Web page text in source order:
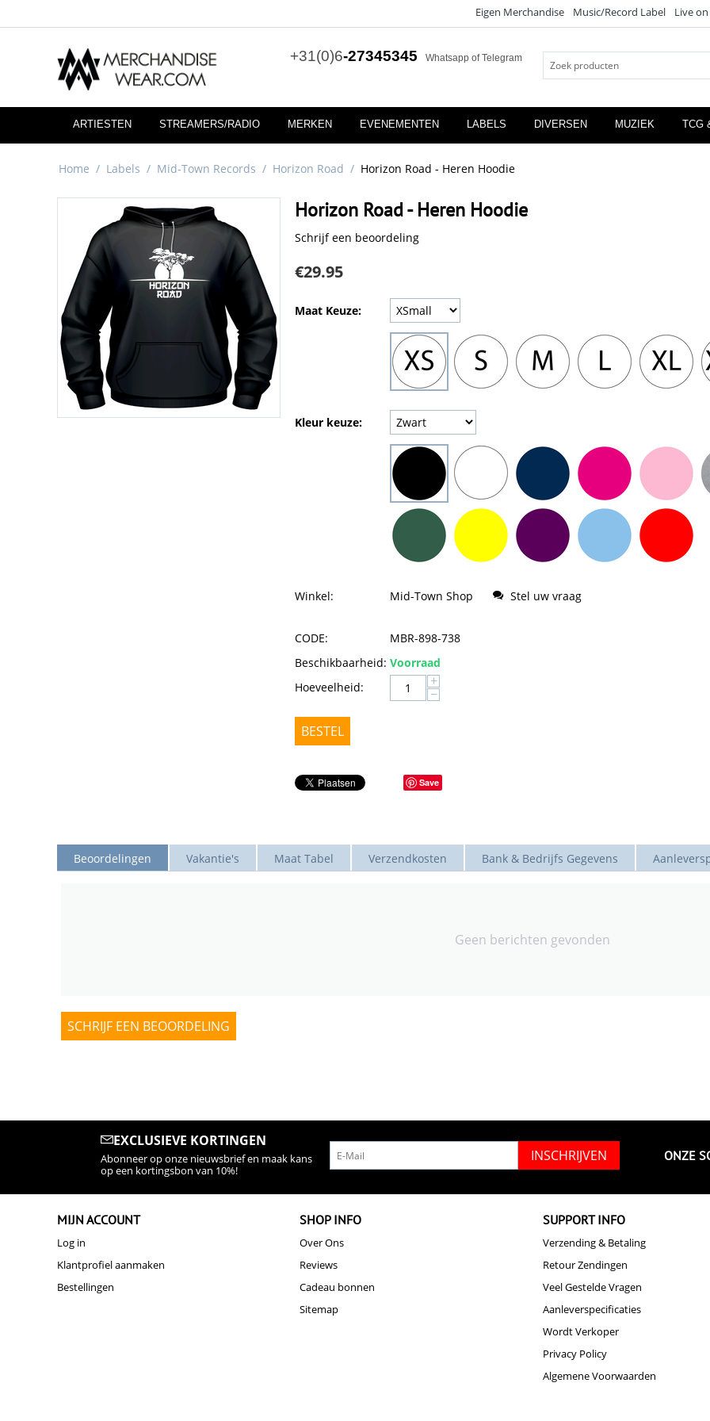
Eigen Merchandise Music/Record Label Live
+31(0)6-27345345 Whatsapp of Telegram
ARTIESTEN STREAMERS/RADIO MERKEN EVENEMENTEN LABELS DIVERSEN MUZIEK TCG
Home / Labels / Mid-Town Records / Horizon Road / Horizon Road - Heren Hoodie
Horizon Road - Heren Hoodie
Schrijf een beoordeling
€29.95
Maat Keuze:
Kleur keuze:
Winkel: Mid-Town Shop Stel uw vraag
CODE:
MBR-898-738
Beschikbaarheid: Voorraad
Hoeveelheid:
+
−
BESTEL
Save
Beoordelingen Vakantie's Maat Tabel Verzendkosten Bank & Bedrijfs Gegevens
Geen berichten gevonden
SCHRIJF EEN BEOORDELING
EXCLUSIEVE KORTINGEN
Abonneer op onze nieuwsbrief en maak kans
op een kortingsbon van 10%!
INSCHRIJVEN ONZE
MIJN ACCOUNT
Log in
Klantprofiel aanmaken
Bestellingen
SHOP INFO
Over Ons
Reviews
Cadeau bonnen
Sitemap
SUPPORT INFO
Verzending & Betaling
Retour Zendingen
Veel Gestelde Vragen
Aanleverspecificaties
Wordt Verkoper
Privacy Policy
Algemene Voorwaarden